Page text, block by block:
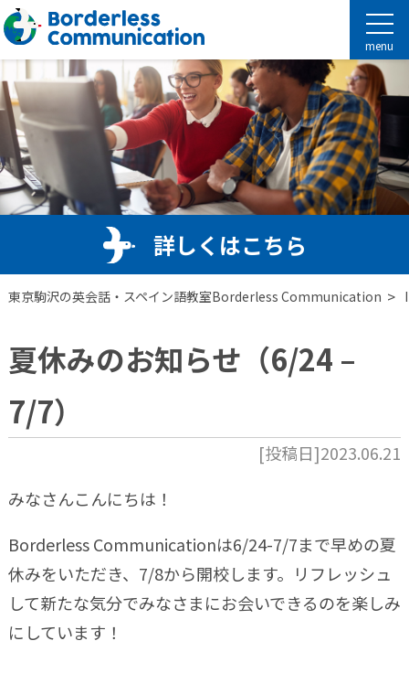
menu
詳しくはこちら
東京駒沢の英会話・スペイン語教室Borderless Communication >
夏休みのお知らせ（6/24 –
7/7）
[投稿日]2023.06.21
みなさんこんにちは！
Borderless Communicationは6/24-7/7まで早めの夏
休みをいただき、7/8から開校します。リフレッシュ
して新たな気分でみなさまにお会いできるのを楽しみ
にしています！